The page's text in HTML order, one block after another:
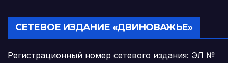
СЕТЕВОЕ ИЗДАНИЕ «ДВИНОВАЖЬЕ»
Регистрационный номер сетевого издания: ЭЛ №